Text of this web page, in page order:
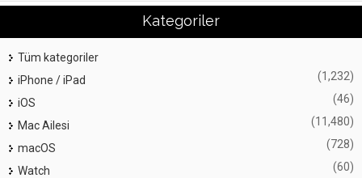
Kategoriler
Tüm kategoriler
iPhone / iPad
(1,232)
iOS (46)
Mac Ailesi (11,480)
macOS (728)
Watch (60)